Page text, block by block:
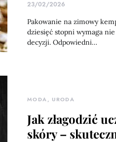
23/02/2026
Pakowanie na zimowy
dziesięć stopni wymaga
decyzji. Odpowiedni…
MODA, URODA
Jak złagodzić
skóry –